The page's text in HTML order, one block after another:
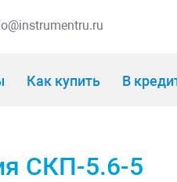
Как купить В
СКП-5.6-5